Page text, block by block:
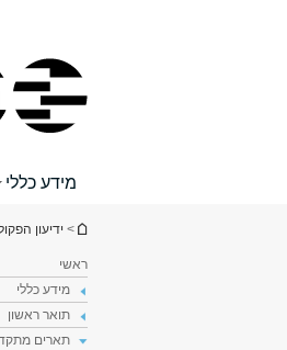
מידע כללי
הינך נמצא
> ידיעון הפקולטה
ראשי
מידע כללי
תואר ראשון
תארים